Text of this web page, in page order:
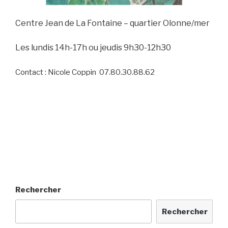
Centre Jean de La Fontaine – quartier Olonne/mer
Les lundis 14h-17h ou jeudis 9h30-12h30
Contact : Nicole Coppin 07.80.30.88.62
Rechercher
Rechercher